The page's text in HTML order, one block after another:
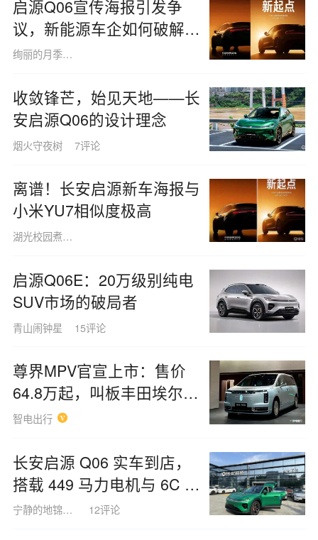
启源Q06宣传海报引发争
议，新能源车企如何破解
“形象雷同”困境？
绚丽的月季花1456
收敛锋芒，始见天地——长
安启源Q06的设计理念
烟火守夜树 7评论
离谱！长安启源新车海报与
小米YU7相似度极高
湖光校园煮茶仔
启源Q06E：20万级别纯电
SUV市场的破局者
青山闹钟星 15评论
尊界MPV官宣上市：售价
64.8万起，叫板丰田埃尔
法！
智电出行
长安启源 Q06 实车到店，
搭载 449 马力电机与 6C 超
充技术，更全系标配全铝底
宁静的地锦草1437 12评论